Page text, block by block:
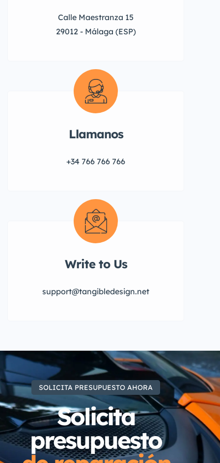
Calle Maestranza 15
29012 - Málaga (ESP)
Llamanos
+34 766 766 766
Write to Us
support@tangibledesign.net
SOLICITA PRESUPUESTO AHORA
Solicita
presupuesto